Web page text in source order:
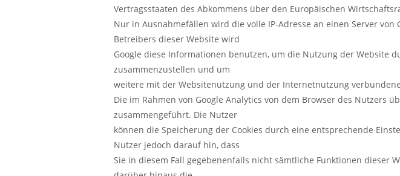
Vertragsstaaten des Abkommens über den Europäischen
Nur in Ausnahmefällen wird die volle IP-Adresse an einen Server
Betreibers dieser Website wird
Google diese Informationen benutzen, um die Nutzung der Website
zusammenzustellen und um
weitere mit der Websitenutzung und der Internetnutzung
Die im Rahmen von Google Analytics von dem Browser des Nutzers
zusammengeführt. Die Nutzer
können die Speicherung der Cookies durch eine entsprechende
Nutzer jedoch darauf hin, dass
Sie in diesem Fall gegebenenfalls nicht sämtliche Funktionen dieser